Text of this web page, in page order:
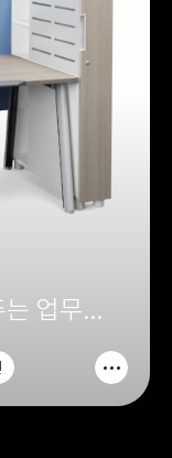
업무